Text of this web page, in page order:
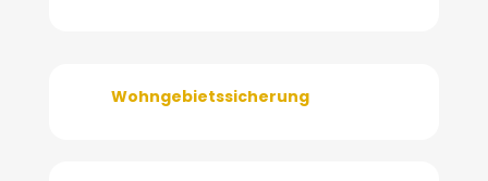
Wohngebietssicherung